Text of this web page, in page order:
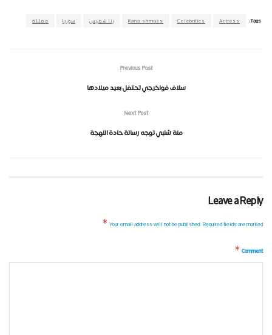
Tags:
Actress
Celebrities
Rana shmues رنا شميس سوريا ممثلة
Previous Post
سلاف فواخرجي تحتفل بعيد ميلادها
Next Post
منة شلبي توجه رسالة حادة اللهجة
Leave a Reply
Your email address will not be published.Required fields are marked
*
Comment
*